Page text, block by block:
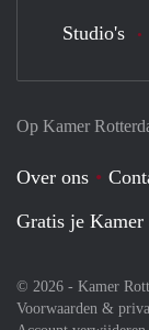
Op Kamer
Over ons
Gratis je Kamer
© 2026 - Kamer
Voorwaarden &
Studio's